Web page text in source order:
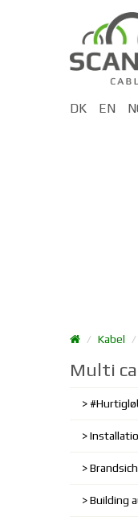
DK EN
Kabel
Multi
Building